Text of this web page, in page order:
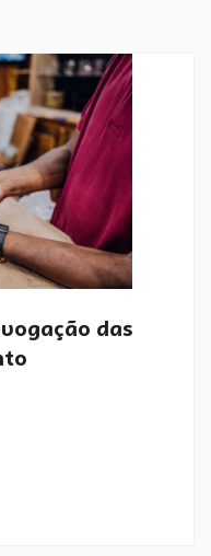
das